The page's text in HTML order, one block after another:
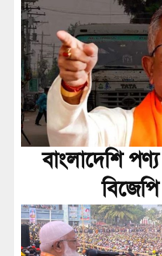
বাংলাদেশি